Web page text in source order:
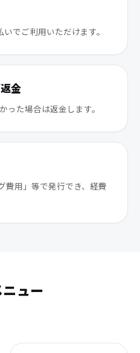
でご利用いただけます。
金
った場合は返金します。
費用」等で発行でき、経費
ュー